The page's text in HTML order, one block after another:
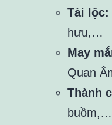
Tài lộc:
hưu,…
May
Quan
Thành
buồm,…